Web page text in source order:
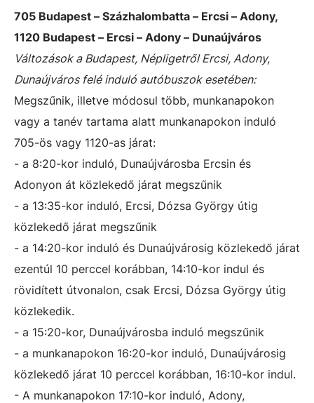
705 Budapest – Százhalombatta – Ercsi – Adony,
1120 Budapest – Ercsi – Adony – Dunaújváros
Változások a Budapest, Népligetről Ercsi, Adony,
Dunaújváros felé induló autóbuszok esetében:
Megszűnik, illetve módosul több, munkanapokon
vagy a tanév tartama alatt munkanapokon induló
705-ös vagy 1120-as járat:
- a 8:20-kor induló, Dunaújvárosba Ercsin és
Adonyon át közlekedő járat megszűnik
- a 13:35-kor induló, Ercsi, Dózsa György útig
közlekedő járat megszűnik
- a 14:20-kor induló és Dunaújvárosig közlekedő járat
ezentúl 10 perccel korábban, 14:10-kor indul és
rövidített útvonalon, csak Ercsi, Dózsa György útig
közlekedik.
- a 15:20-kor, Dunaújvárosba induló megszűnik
- a munkanapokon 16:20-kor induló, Dunaújvárosig
közlekedő járat 10 perccel korábban, 16:10-kor indul.
- A munkanapokon 17:10-kor induló, Adony,